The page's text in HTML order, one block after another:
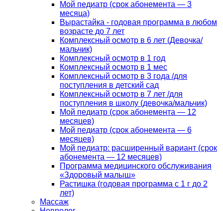
Мой педиатр (срок абонемента — 3
месяца)
Вырастайка - годовая программа в любом
возрасте до 7 лет
Комплексный осмотр в 6 лет (Девочка/
мальчик)
Комплексный осмотр в 1 год
Комплексный осмотр в 1 мес
Комплексный осмотр в 3 года /для
поступления в детский сад
Комплексный осмотр в 7 лет /для
поступления в школу (девочка/мальчик)
Мой педиатр (срок абонемента — 12
месяцев)
Мой педиатр (срок абонемента — 6
месяцев)
Мой педиатр: расширенный вариант (срок
абонемента — 12 месяцев)
Программа медицинского обслуживания
«Здоровый малыш»
Растишка (годовая программа с 1 г до 2
лет)
Массаж